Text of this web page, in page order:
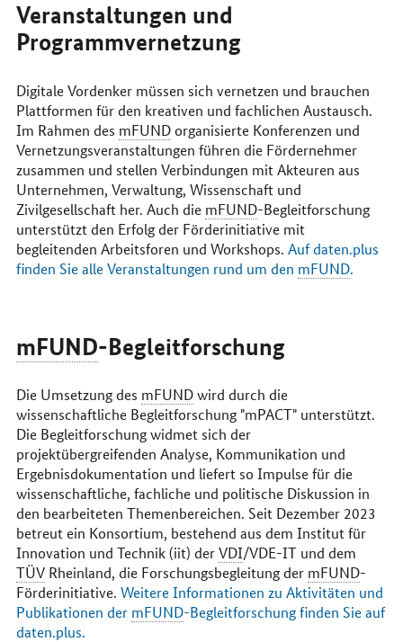
Veranstaltungen und
Programmvernetzung
Digitale Vordenker müssen sich vernetzen und brauchen
Plattformen für den kreativen und fachlichen Austausch.
Im Rahmen des mFUNDorganisierte Konferenzen und
Vernetzungsveranstaltungen führen die Fördernehmer
zusammen und stellen Verbindungen mit Akteuren aus
Unternehmen, Verwaltung, Wissenschaft und
Zivilgesellschaft her. Auch die mFUND-Begleitforschung
unterstützt den Erfolg der Förderinitiative mit
begleitenden Arbeitsforen und Workshops. Auf daten.plus
finden Sie alle Veranstaltungen rund um den mFUND.
mFUND-Begleitforschung
Die Umsetzung des mFUNDwird durch die
wissenschaftliche Begleitforschung "mPACT" unterstützt.
Die Begleitforschung widmet sich der
projektübergreifenden Analyse, Kommunikation und
Ergebnisdokumentation und liefert so Impulse für die
wissenschaftliche, fachliche und politische Diskussion in
den bearbeiteten Themenbereichen. Seit Dezember 2023
betreut ein Konsortium, bestehend aus dem Institut für
Innovation und Technik (iit) derVDI/VDE-IT und dem
TÜVRheinland, die Forschungsbegleitung der mFUND-
Förderinitiative. Weitere Informationen zu Aktivitäten und
Publikationen der mFUND-Begleitforschung finden Sie auf
daten.plus.